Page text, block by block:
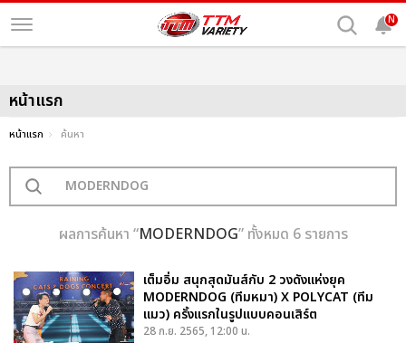
N
หน้าแรก
หน้าแรก ค้นหา
ผลการค้นหา “MODERNDOG” ทั้งหมด 6 รายการ
เต็มอิ่ม สนุกสุดมันส์กับ 2 วงดังแห่งยุค
MODERNDOG (ทีมหมา) X POLYCAT (ทีม
แมว) ครั้งแรกในรูปแบบคอนเสิร์ต
28 ก.ย. 2565, 12:00 น.